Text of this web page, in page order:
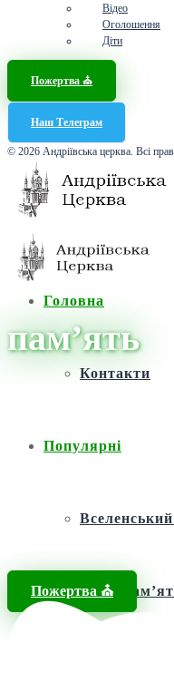
Відео
Оголошення
Діти
Пожертва ⛪️
Наш Телеграм
© 2026 Андріївська церква. Всі
Головна
Контакти
Популярні
Фонд
Пожертва ⛪️
пам’ять